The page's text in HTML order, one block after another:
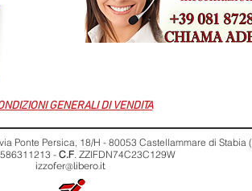
GENERALI DI VENDITA
Ponte Persica, 18/H - 80053 Castellammare di Stabia
- C.F. ZZIFDN74C23C129W
izzofer@libero.it